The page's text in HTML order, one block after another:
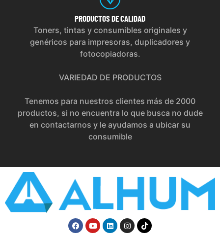
PRODUCTOS DE CALIDAD
Toners, tintas y consumibles originales y
genéricos para impresoras, duplicadores y
fotocopiadoras.
VARIEDAD DE PRODUCTOS
Tenemos para nuestros clientes más de 2000
productos, si no encuentra lo que busca no dude
en contactarnos y le ayudamos a ubicar su
consumible